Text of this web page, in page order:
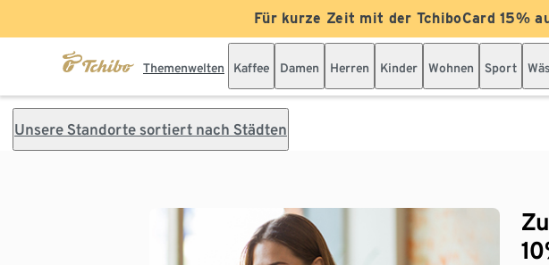
Für kurze Zeit mit der TchiboCard 15%
Themenwelten Kaffee Damen Herren Kinder Wohnen Sport
Unsere Standorte sortiert nach Städten